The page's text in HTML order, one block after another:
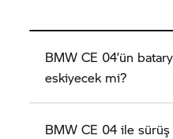
BMW CE 04’ün
eskiyecek mi?
BMW CE 04 ile